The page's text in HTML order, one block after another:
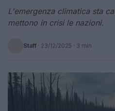
L'emergenza climatica sta
mettono in crisi le nazioni.
Staff · 23/12/2025 · 3 min